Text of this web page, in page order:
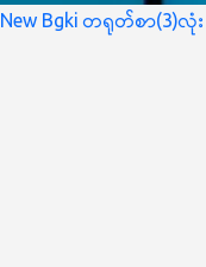
New Bgki တရုတ်စာ(3)လုံး